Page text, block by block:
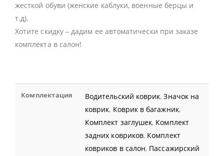
жесткой обуви (женские каблуки, военные берцы и
т.д).
Хотите скидку – дадим ее автоматически при заказе
комплекта в салон!
Комплектация Водительский коврик,Значок на
коврик, Коврик в багажник,
Комплект заглушек, Комплект
задних ковриков, Комплект
ковриков в салон, Пассажирский